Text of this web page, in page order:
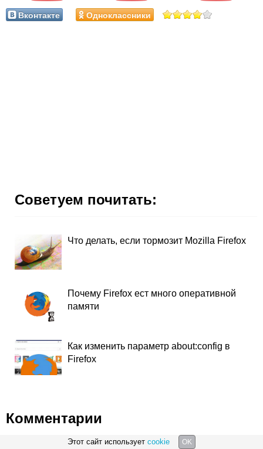
Вконтакте Одноклассники
Советуем почитать:
Что делать, если тормозит Mozilla Firefox
Почему Firefox ест много оперативной
памяти
Как изменить параметр about:config в
Firefox
Комментарии
Этот сайт использует cookie OK